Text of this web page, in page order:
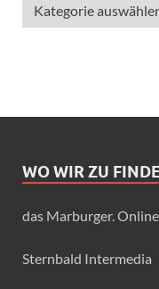
WO WIR ZU
das Marburger.
Sternbald Intermedia